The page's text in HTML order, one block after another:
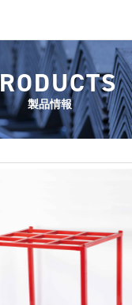
製品情報